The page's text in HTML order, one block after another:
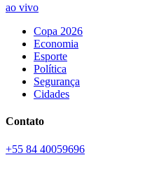
ao vivo
Copa 2026
Economia
Esporte
Política
Segurança
Cidades
Contato
+55 84 40059696